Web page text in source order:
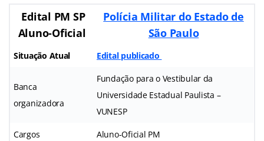
Edital PM SP
Aluno-Oficial
Polícia Militar do Estado de
São Paulo
Situação Atual Edital publicado
Banca
organizadora
Fundação para o Vestibular da
Universidade Estadual Paulista –
VUNESP
Cargos Aluno-Oficial PM